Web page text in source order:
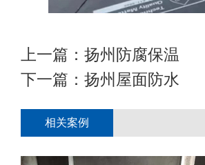
上一篇： 扬州防腐保温
下一篇： 扬州屋面防水
相关案例